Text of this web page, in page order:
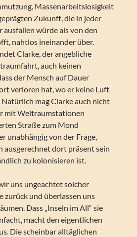
Massenarbeitslosigkeit
Zukunft, die in jeder
ausfallen würde als von den
nahtlos ineinander über.
Clarke, der angebliche
auch keinen
der Mensch auf Dauer
verloren hat, wo er keine Luft
mag Clarke auch nicht
mit Weltraumstationen
Straße zum Mond
unabhängig von der Frage,
ausgerechnet dort präsent sein
zu kolonisieren ist.
uns ungeachtet solcher
zurück und überlassen uns
Dass „Inseln im All“ sie
macht den eigentlichen
Die scheinbar alltäglichen